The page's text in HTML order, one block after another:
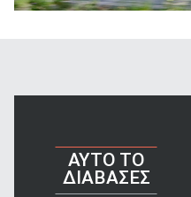
AYTO TO
ΔΙΑΒΑΣΕΣ